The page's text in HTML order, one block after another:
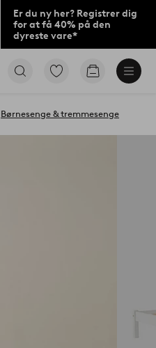
Er du ny her? Registrer dig
for at få 40% på den
dyreste vare*
Gå
produkter
Gå
Børnesenge & tremmesenge